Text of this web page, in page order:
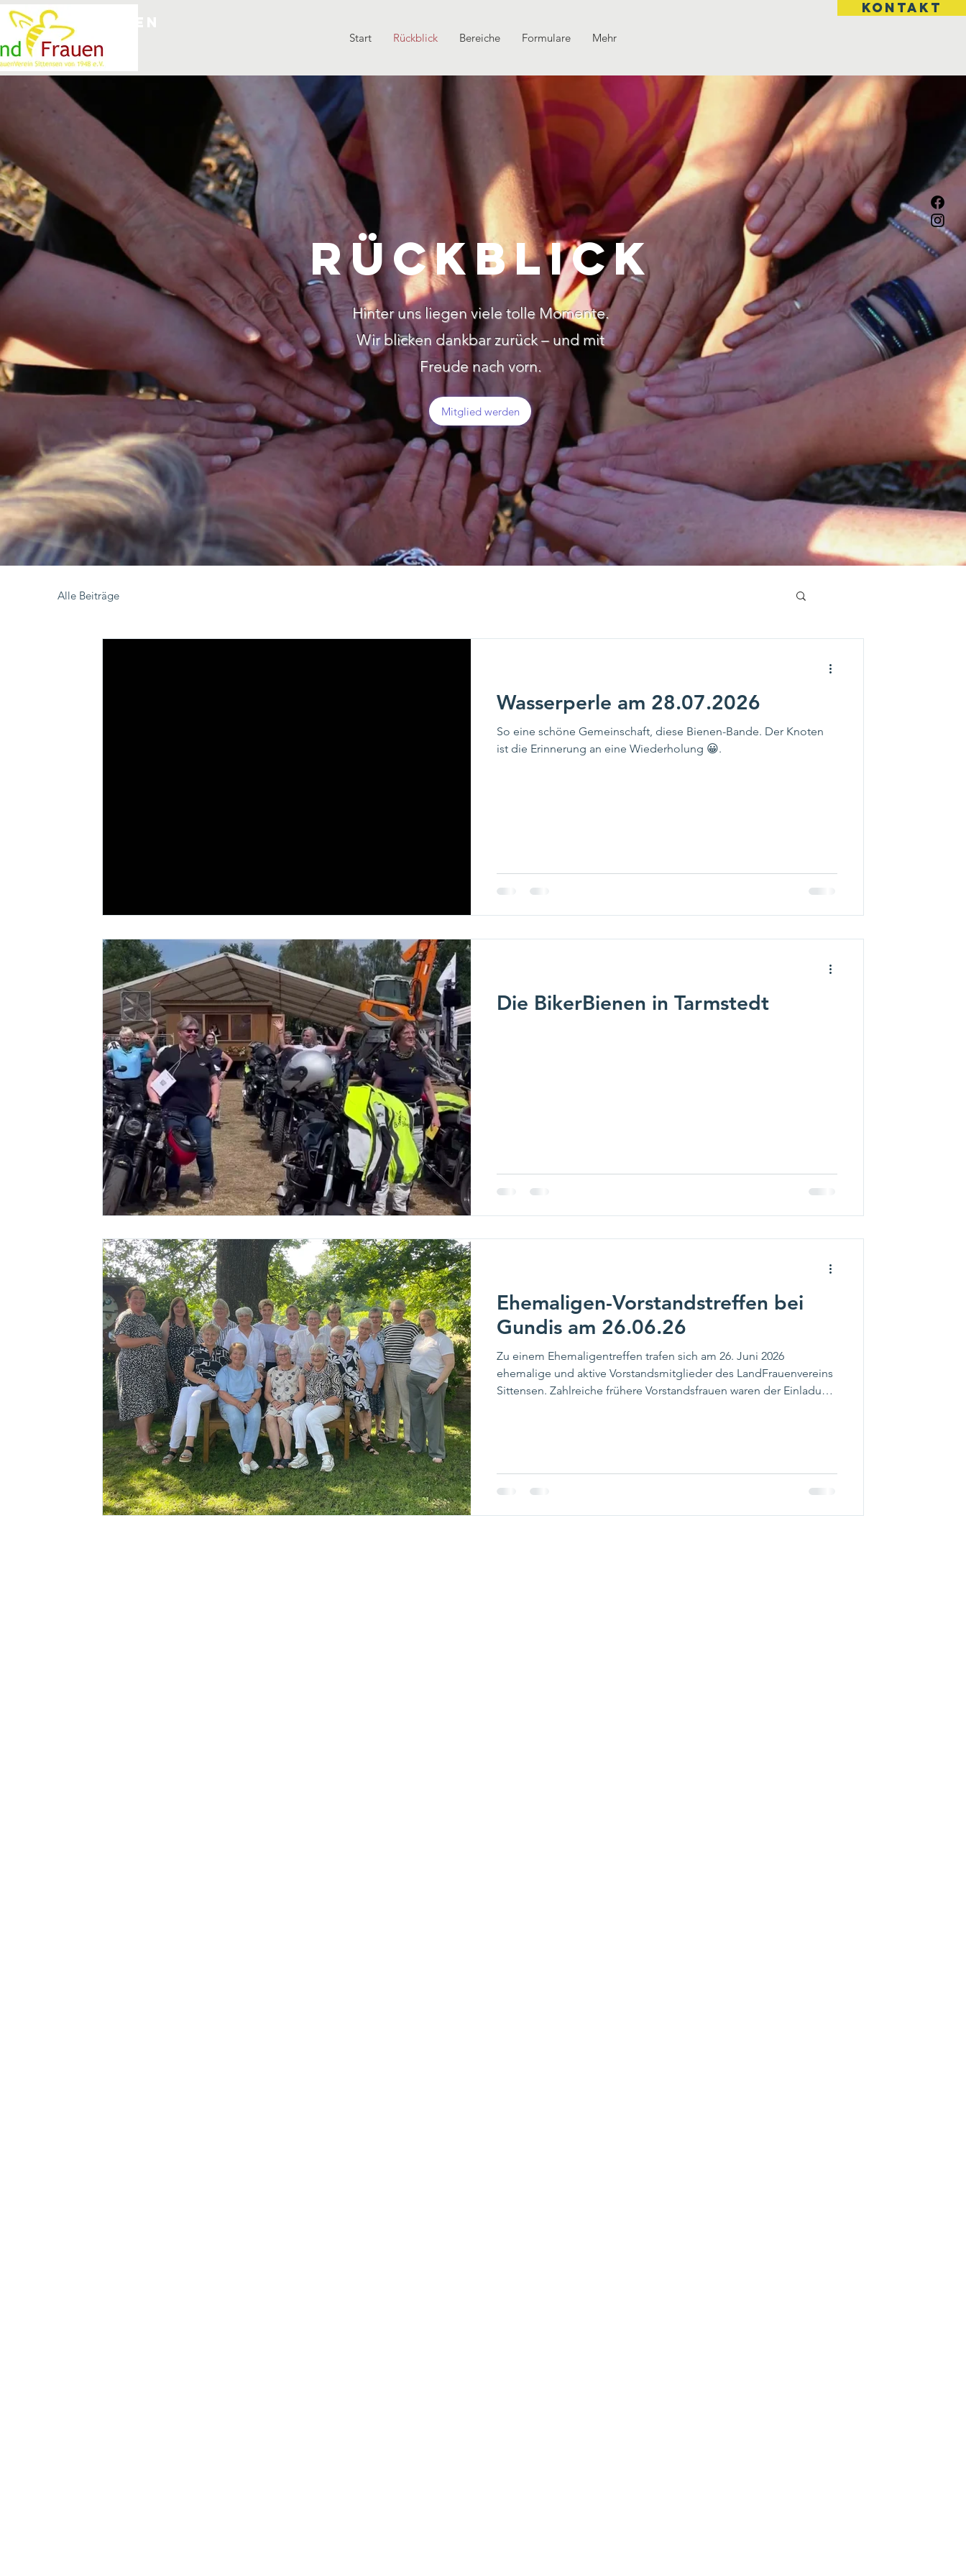
Kontakt
Sittensen
Start Rückblick Bereiche Formulare Mehr
Rückblick
Hinter uns liegen viele tolle Momente.
Wir blicken dankbar zurück – und mit
Freude nach vorn.
Mitglied werden
Alle Beiträge
Wasserperle am 28.07.2026
So eine schöne Gemeinschaft, diese Bienen-Bande. Der Knoten
ist die Erinnerung an eine Wiederholung 😀.
Die BikerBienen in Tarmstedt
Ehemaligen-Vorstandstreffen bei
Gundis am 26.06.26
Zu einem Ehemaligentreffen trafen sich am 26. Juni 2026
ehemalige und aktive Vorstandsmitglieder des LandFrauenvereins
Sittensen. Zahlreiche frühere Vorstandsfrauen waren der Einladung
Anekdoten sorgten für gute Stimmung und zeigten, wie e